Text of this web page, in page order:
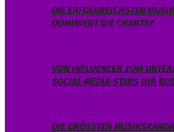
DIE ERFOLGREICHSTEN
DOMINIERT DIE CHARTS?
VON INFLUENCER ZUM
SOCIAL-MEDIA-STARS IHR
DIE GRÖSSTEN